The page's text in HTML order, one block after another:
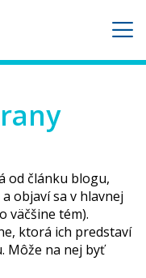
od článku blogu,
objaví sa v hlavnej
väčšine tém).
ktorá ich predstaví
Môže na nej byť